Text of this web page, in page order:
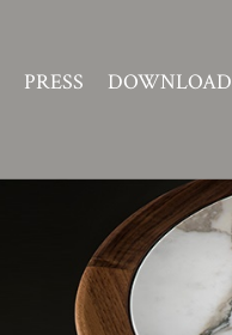
PRESS DOWNLOAD